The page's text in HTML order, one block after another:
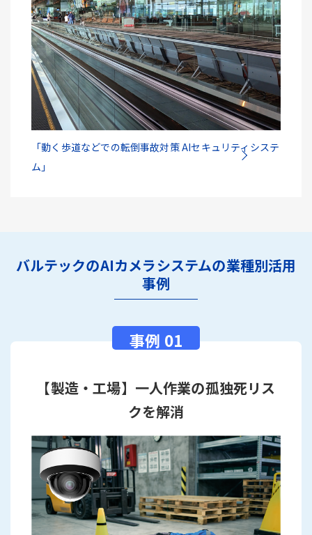
「動く歩道などでの転倒事故対策 AIセキュリティシステ
ム」
バルテックのAIカメラシステムの業種別活用
事例
【製造・工場】一人作業の孤独死リス
クを解消